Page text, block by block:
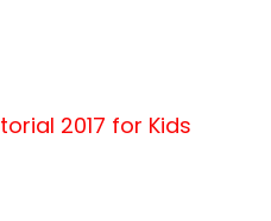
2017 for Kids